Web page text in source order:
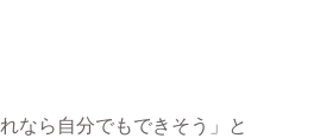
なら自分でもできそう」と